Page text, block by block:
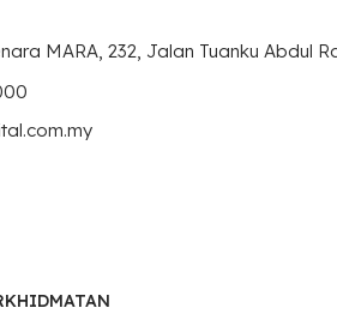
MARA, 232, Jalan Tuanku Abdul